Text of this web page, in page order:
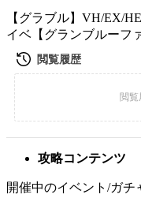
【グラブル】VH/EX/
イベ【グランブルーフ
攻略コンテンツ
開催中のイベント/ガチ